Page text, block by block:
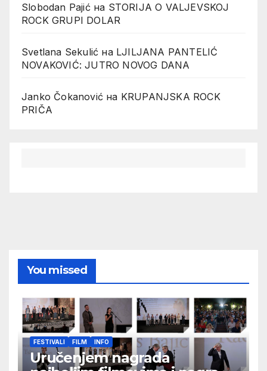
Slobodan Pajićна STORIJA O VALJEVSKOJ
ROCK GRUPI DOLAR
Svetlana Sekulić на LJILJANA PANTELIĆ
NOVAKOVIĆ: JUTRO NOVOG DANA
Janko Čokanović на KRUPANJSKA ROCK
PRIČA
You missed
FESTIVALI FILM INFO
Uručenjem nagrada